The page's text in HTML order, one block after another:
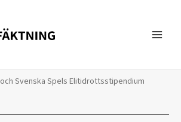
och Svenska Spels Elitidrottsstipendium